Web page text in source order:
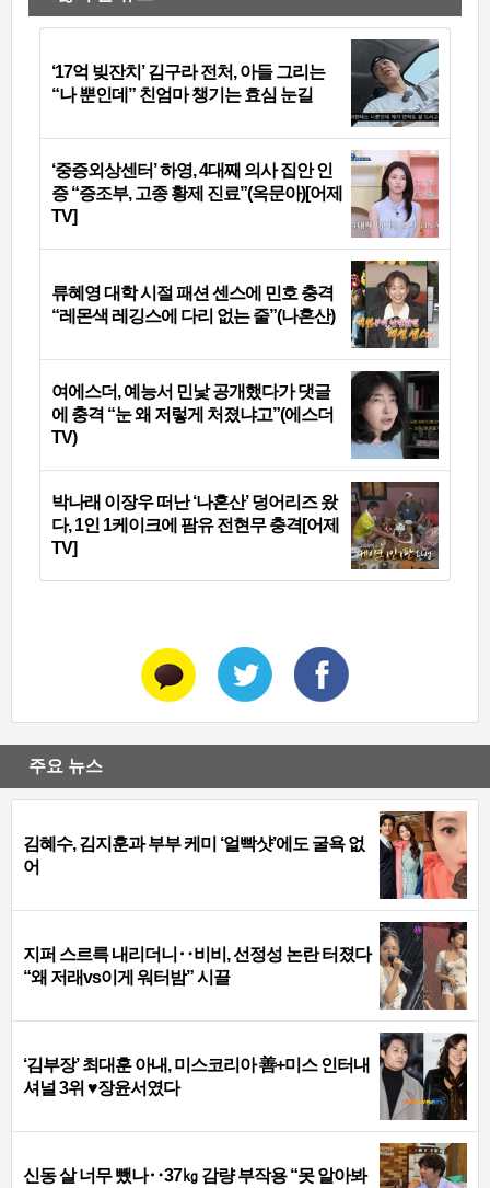
‘17억 빚잔치’ 김구라 전처, 아들 그리는
“나 뿐인데” 친엄마 챙기는 효심 눈길
‘중증외상센터’ 하영, 4대째 의사 집안 인
증 “증조부, 고종 황제 진료”(옥문아)[어제
TV]
류혜영 대학 시절 패션 센스에 민호 충격
“레몬색 레깅스에 다리 없는 줄”(나혼산)
여에스더, 예능서 민낯 공개했다가 댓글
에 충격 “눈 왜 저렇게 처졌냐고”(에스더
TV)
박나래 이장우 떠난 ‘나혼산’ 덩어리즈 왔
다, 1인 1케이크에 팜유 전현무 충격[어제
TV]
주요 뉴스
김혜수, 김지훈과 부부 케미 ‘얼빡샷’에도 굴욕 없
어
지퍼 스르륵 내리더니‥비비, 선정성 논란 터졌다
“왜 저래vs이게 워터밤” 시끌
‘김부장’ 최대훈 아내, 미스코리아 善+미스 인터내
셔널 3위 ♥장윤서였다
신동 살 너무 뺐나‥37㎏ 감량 부작용 “못 알아봐